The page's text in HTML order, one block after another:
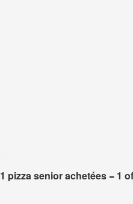
1 pizza senior achetées = 1